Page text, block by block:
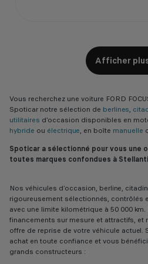
Afficher
Vous recherchez une voiture FORD
Spoticar notre sélection de berlines,
utilitaires d'occasion disponibles en
hybride ou électrique, en boîte manuelle
Spoticar a sélectionné pour vous une
toutes marques confondues à
Nos véhicules d’occasion, berline,
rigoureusement sélectionnés, contrôlés
avec une limite kilométrique à 50 000
financements sur mesure et attractifs, et
offre de reprise de votre véhicule actuel.
achat en toute confiance et vous
grands constructeurs :